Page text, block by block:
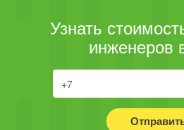
Узнать
инженеров